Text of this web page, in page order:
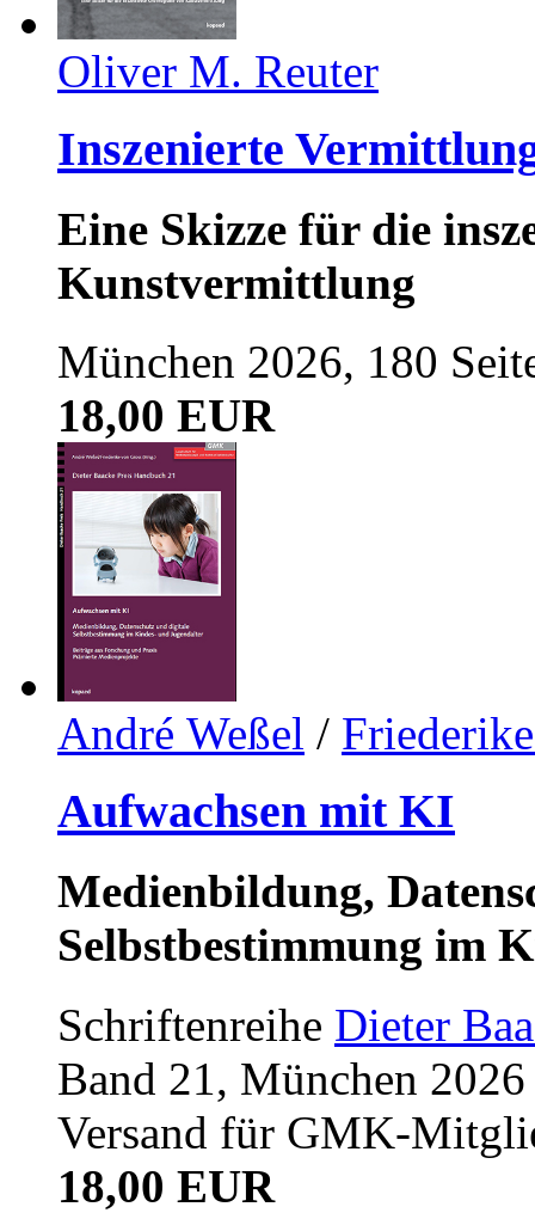
Oliver M. Reuter
Inszenierte
Eine Skizze für die
Kunstvermittlung
München 2026, 180
18,00 EUR
André Weßel /
Aufwachsen mit KI
Medienbildung,
Selbstbestimmung im
Schriftenreihe Dieter
Band 21, München
Versand für GMK-
18,00 EUR